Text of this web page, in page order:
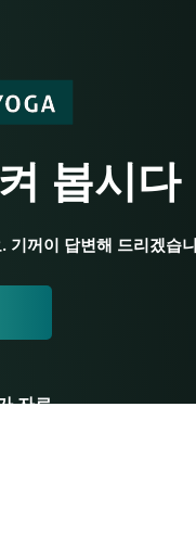
봅시다
기꺼이 답변해 드리겠습
자료